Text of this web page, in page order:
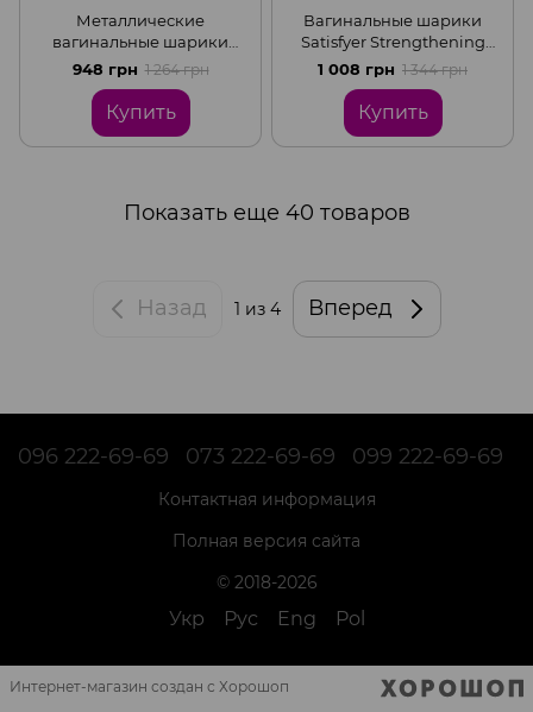
Металлические
вагинальные шарики
мини Fifty Shades of Grey
948 грн 1 264 грн
Купить
Вагинальные шарики
Satisfyer Strengthening
Balls (3шт), диаметр 3,8см,
вес 62-82-98гр,
монолитные
1 008 грн 1 344 грн
Купить
Показать еще 40 товаров
Назад 1 из 4 Вперед
096 222-69-69 073 222-69-69 099 222-69-69
Контактная информация
Полная версия сайта
© 2018-2026
Укр Рус Eng Pol
Интернет-магазин создан с Хорошоп